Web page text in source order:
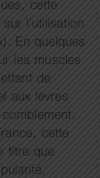
cette
l’utilisation
En quelques
les muscles
de
aux lèvres
cette
titre que